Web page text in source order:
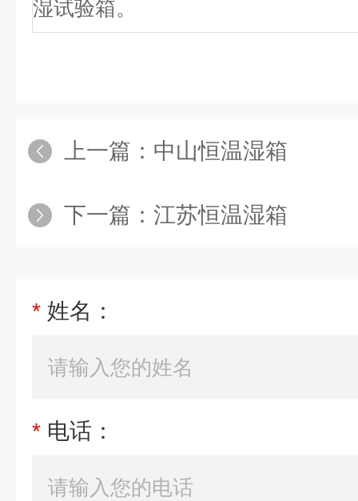
湿试验箱。
上一篇： 中山恒温湿箱
下一篇： 江苏恒温湿箱
* 姓名：
* 电话：